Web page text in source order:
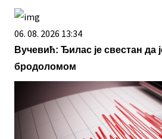
06. 08. 2026 13:34
Вучевић: Ђилас је свестан да
бродоломом